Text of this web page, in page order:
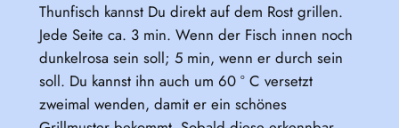
Thunfisch kannst Du direkt auf dem Rost grillen.
Jede Seite ca. 3 min. Wenn der Fisch innen noch
dunkelrosa sein soll; 5 min, wenn er durch sein
soll. Du kannst ihn auch um 60 ° C versetzt
zweimal wenden, damit er ein schönes